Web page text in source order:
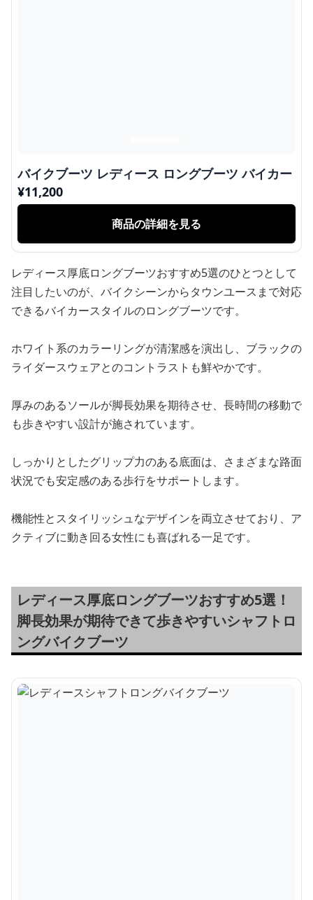
バイクブーツ レディース ロングブーツ バイカー
¥11,200
商品の詳細を見る
レディース厚底ロングブーツおすすめ5選のひとつとして
注目したいのが、バイクシーンからタウンユースまで対応
できるバイカースタイルのロングブーツです。
ホワイト系のカラーリングが清潔感を演出し、ブラックの
ライダースウェアとのコントラストも鮮やかです。
厚みのあるソールが脚長効果を期待させ、長時間の移動で
も歩きやすい設計が施されています。
しっかりとしたグリップ力のある底面は、さまざまな路面
状況でも安定感のある歩行をサポートします。
機能性とスタイリッシュなデザインを両立させており、ア
クティブに動き回る女性にも喜ばれる一足です。
レディース厚底ロングブーツおすすめ5選！
脚長効果が期待できて歩きやすいシャフトロ
ングバイクブーツ